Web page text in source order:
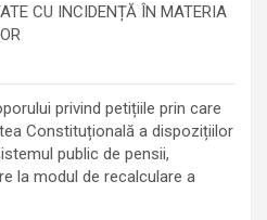
CU INCIDENȚĂ ÎN MATERIA
privind petițiile prin care
Constituțională a dispozițiilor
public de pensii,
la modul de recalculare a